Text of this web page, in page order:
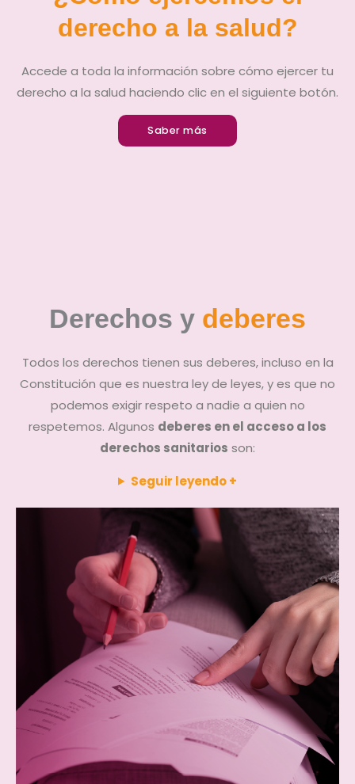
derecho a la salud?
Accede a toda la información sobre cómo ejercer tu
derecho a la salud haciendo clic en el siguiente botón.
Saber más
Derechos y deberes
Todos los derechos tienen sus deberes, incluso en la
Constitución que es nuestra ley de leyes, y es que no
podemos exigir respeto a nadie a quien no
respetemos. Algunos deberes en el acceso a los
derechos sanitarios son:
Seguir leyendo +